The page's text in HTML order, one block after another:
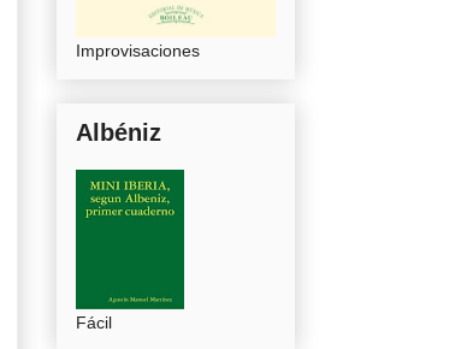
Improvisaciones
Albéniz
Fácil